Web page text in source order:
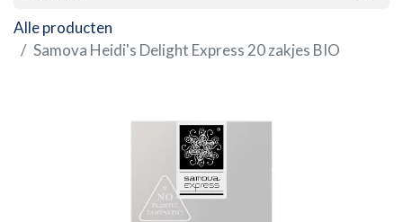
Alle producten
Samova Heidi's Delight Express 20 zakjes BIO